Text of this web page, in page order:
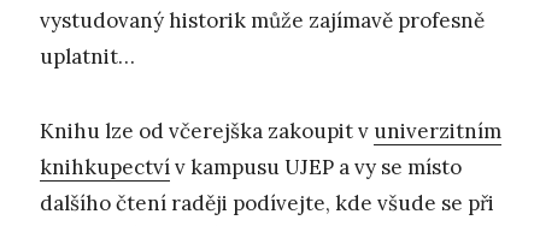
vystudovaný historik může zajímavě profesně
uplatnit…
Knihu lze od včerejška zakoupit v univerzitním
knihkupectvív kampusu UJEP a vy se místo
dalšího čtení raději podívejte, kde všude se při